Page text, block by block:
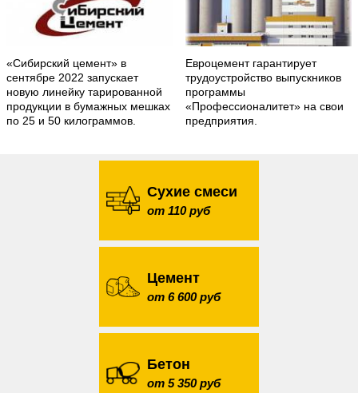
«Сибирский цемент» в
сентябре 2022 запускает
новую линейку тарированной
продукции в бумажных мешках
по 25 и 50 килограммов.
Евроцемент гарантирует
трудоустройство выпускников
программы
«Профессионалитет» на свои
предприятия.
Сухие смеси
от 110 руб
Цемент
от 6 600 руб
Бетон
от 5 350 руб